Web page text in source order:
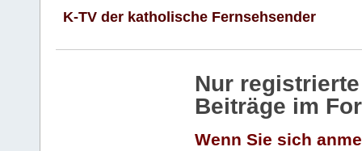
K-TV der katholische Fernsehsender
Nur
Beiträge im
Wenn Sie sich